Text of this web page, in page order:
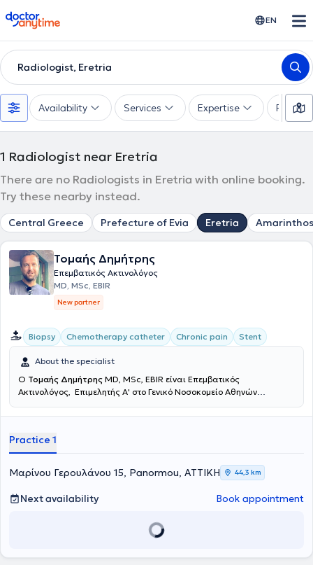
doctoranytime EN
Radiologist, Eretria
Availability Services Expertise
1 Radiologist near Eretria
There are no Radiologists in Eretria with online booking.
Try these nearby instead.
Central Greece Prefecture of Evia Eretria Amarinthos
Τομαής Δημήτρης
Επεμβατικός Ακτινολόγος
MD, MSc, EBIR
New partner
Biopsy Chemotherapy catheter Chronic pain Stent
About the specialist
Ο Τομαής Δημήτρης MD, MSc, EBIR είναι Επεμβατικός
Ακτινολόγος, Επιμελητής Α' στο Γενικό Νοσοκομείο Αθηνών
και Καποδιστριακού Πανεπιστημίου Αθηνών (ΕΚΠΑ), κάτοχος
παρακολουθεί ασθενείς στην Βιοκλινική Αθηνών και στο Theparis
General Hospital. Το 2013 μετέβη στο Ηνωμένο Βασίλειο, όπου κατά
την διάρκεια της ειδικότητας του μετεκπαιδεύτηκε στην Επεμβατική
Ακτινολογία στον Guy's and St Thomas' NHS Foundation Trust of
London, ενώ έλαβε τίτλο στην Επεμβατική Ακτινολογία από το Γενικό
Νοσοκομείο Αθηνών "Ευαγγελισμός" το 2019. Ειδικεύθηκε σε όλο το
Ακτινολογίας με κατεύθυνση την Αγγειακή Επεμβατική Ακτινολογία
Practice 1
Μαρίνου Γερουλάνου 15, Panormou, ΑΤΤΙΚΗ 44,3 km
Next availability Book appointment